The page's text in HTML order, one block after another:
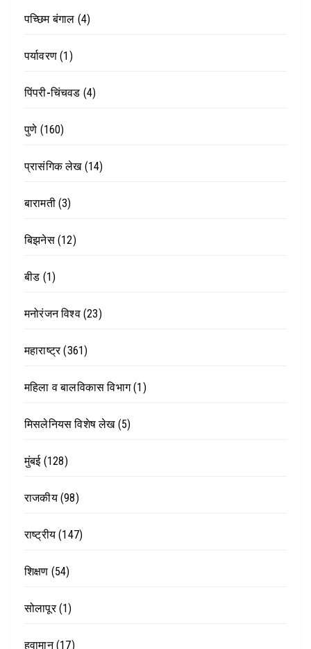
पच्छिम बंगाल (4)
पर्यावरण (1)
पिंपरी-चिंचवड (4)
पुणे (160)
प्रासंगिक लेख(14)
बारामती(3)
बिझनेस(12)
बीड (1)
मनोरंजन विश्व(23)
महाराष्ट्र(361)
महिला व बालविकास विभाग(1)
मिसलेनियस विशेष लेख(5)
मुंबई(128)
राजकीय(98)
राष्ट्रीय (147)
शिक्षण (54)
सोलापूर(1)
हवामान(17)